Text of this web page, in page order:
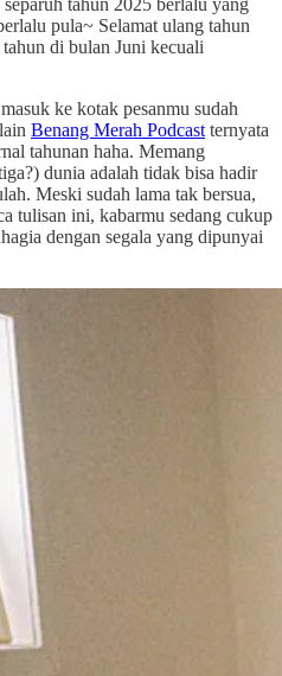
pula~ Selamat ulang tahun
di bulan Juni kecuali
ke kotak pesanmu sudah
Benang Merah Podcast ternyata
tahunan haha. Memang
dunia adalah tidak bisa hadir
Meski sudah lama tak bersua,
tulisan ini, kabarmu sedang cukup
dengan segala yang dipunyai